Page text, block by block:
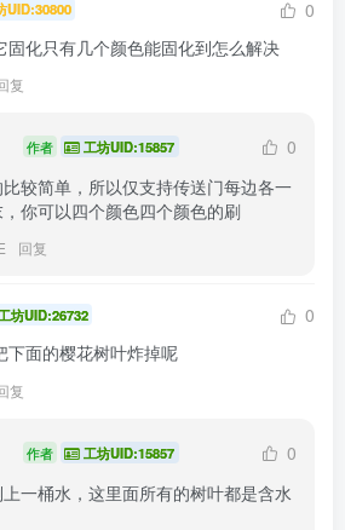
UID:30800
0
固化只有几个颜色能固化到怎么解决
复
作者 工坊UID:15857
0
较简单，所以仅支持传送门每边各一
你可以四个颜色四个颜色的刷
回复
坊UID:26732
0
下面的樱花树叶炸掉呢
复
作者 工坊UID:15857
0
一桶水，这里面所有的树叶都是含水